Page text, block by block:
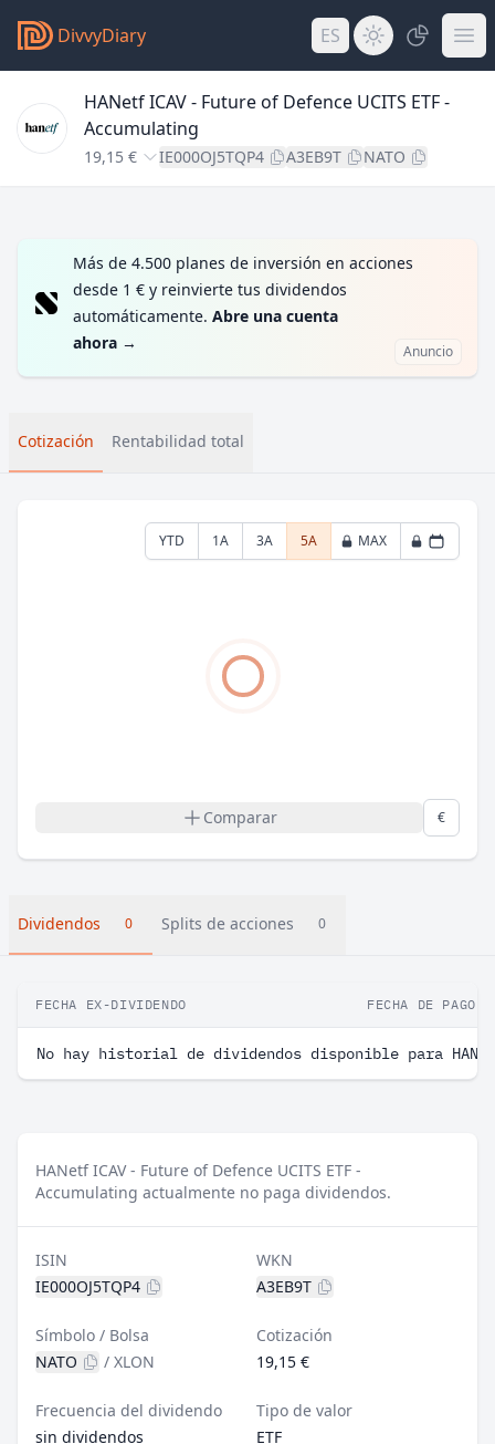
DivvyDiary ES
HANetf ICAV - Future of Defence UCITS ETF -
Accumulating
19,15 € IE000OJ5TQP4 A3EB9T NATO
Más de 4.500 planes de inversión en acciones
desde 1 € y reinvierte tus dividendos
automáticamente. Abre una cuenta
ahora → Anuncio
Cotización Rentabilidad total
YTD 1A 3A 5A MAX
Comparar €
Dividendos 0 Splits de acciones 0
FECHA EX-DIVIDENDO FECHA DE PAGO
No hay historial de dividendos disponible para
HANetf ICAV - Future of Defence UCITS ETF -
Accumulating actualmente no paga dividendos.
ISIN
IE000OJ5TQP4
WKN
A3EB9T
Símbolo / Bolsa
NATO
/ XLON
Cotización
19,15 €
Frecuencia del dividendo
sin dividendos
Tipo de valor
ETF